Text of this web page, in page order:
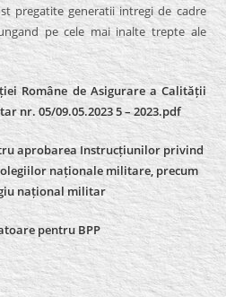
pregatite generatii intregi de cadre
pe cele mai inalte trepte ale
Române de Asigurare a Calității
nr. 05/09.05.2023 5 – 2023.pdf
aprobarea Instrucțiunilor privind
naționale militare, precum
național militar
pentru BPP